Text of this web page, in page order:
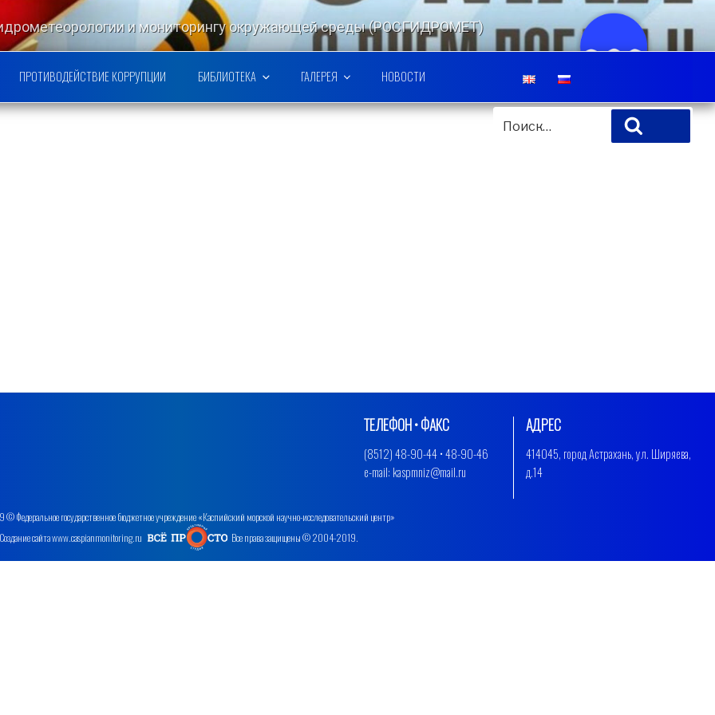
и мониторингу окружающей среды (РОСГИДРОМЕТ)
НАУЧНО-ИССЛЕДОВАТЕЛЬСКИЙ ЦЕНТР
ПРОТИВОДЕЙСТВИЕ КОРРУПЦИИ БИБЛИОТЕКА ГАЛЕРЕЯ НОВОСТИ
ИСКАТЬ:
АДРЕС
414045, город Астрахань, ул. Ширяева,
д.14
ТЕЛЕФОН • ФАКС
(8512) 48-90-44 • 48-90-46
e-mail: kaspmniz@mail.ru
Федеральное государственное бюджетное учреждение «Каспийский морской научно-исследовательский центр»
Создание сайта www.caspianmonitoring.ru
Все права защищены © 2004-2019.